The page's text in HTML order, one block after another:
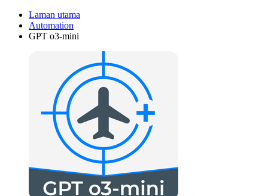
Laman utama
Automation
GPT o3-mini